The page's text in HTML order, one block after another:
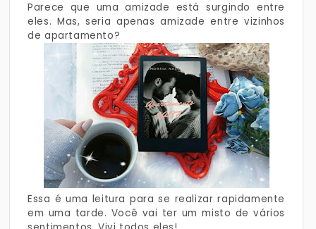
Parece que uma amizade está surgindo entre
eles. Mas, seria apenas amizade entre vizinhos
de apartamento?
Essa é uma leitura para se realizar rapidamente
em uma tarde. Você vai ter um misto de vários